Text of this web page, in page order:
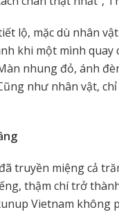
lộ, mặc dù nhân
khi một mình quay
nhung đỏ, ánh
như nhân vật,
truyền miệng cả
thậm chí trở
Vietnam không